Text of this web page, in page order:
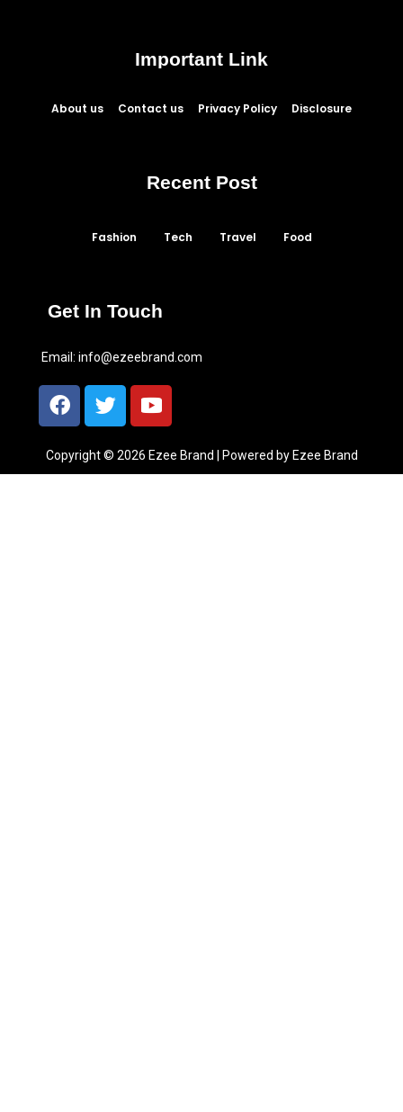
Important Link
About us Contact us Privacy Policy Disclosure
Recent Post
Fashion Tech Travel Food
Get In Touch
Email: info@ezeebrand.com
Copyright © 2026 Ezee Brand | Powered by Ezee Brand